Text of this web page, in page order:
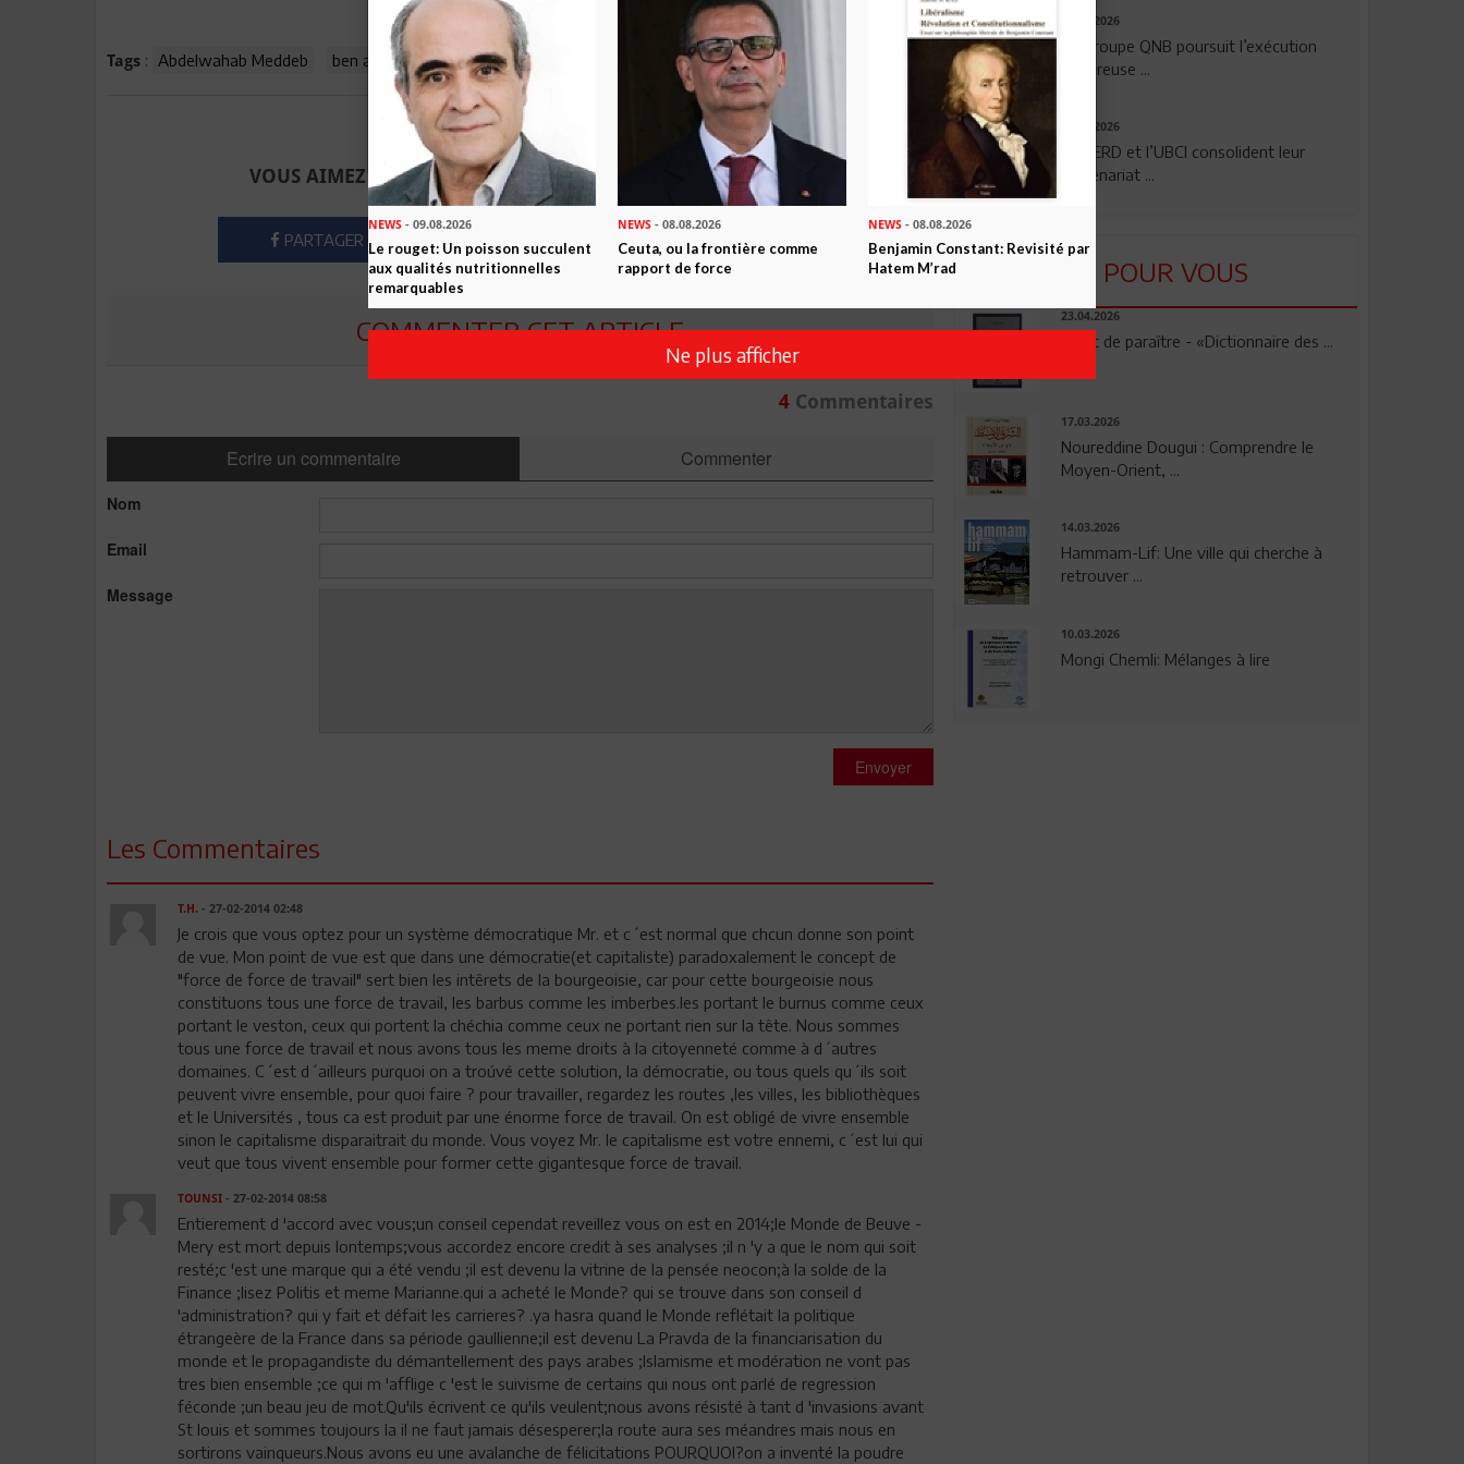
Tags : Abdelwahab Meddeb ben ali Fr Mohammed V
Envoyer à un ami
VOUS AIMEZ CET ARTICLE ? PARTAGEZ-LE AVEC VOS AMIS !
PARTAGER TWEETER ABONNEZ-VOUS
COMMENTER CET ARTICLE
4Commentaires
Ecrire un commentaire Commenter
Nom
Email
Message
Envoyer
Les Commentaires
T.H.- 27-02-2014 02:48
Je crois que vous optez pour un système démocratique Mr. et c´est normal que chcun donne son point
de vue. Mon point de vue est que dans une démocratie(et capitaliste) paradoxalement le concept de
"force de force de travail" sert bien les intêrets de la bourgeoisie, car pour cette bourgeoisie nous
constituons tous une force de travail, les barbus comme les imberbes.les portant le burnus comme ceux
portant le veston, ceux qui portent la chéchia comme ceux ne portant rien sur la tête. Nous sommes
tous une force de travail et nous avons tous les meme droits à la citoyenneté comme à d´autres
domaines. C´est d´ailleurs purquoi on a troúvé cette solution, la démocratie, ou tous quels qu´ils soit
peuvent vivre ensemble, pour quoi faire ? pour travailler, regardez les routes ,les villes, les bibliothèques
et le Universités , tous ca est produit par une énorme force de travail. On est obligé de vivre ensemble
sinon le capitalisme disparaitrait du monde. Vous voyez Mr. le capitalisme est votre ennemi, c´est lui qui
veut que tous vivent ensemble pour former cette gigantesque force de travail.
TOUNSI- 27-02-2014 08:58
Entierement d 'accord avec vous;un conseil cependat reveillez vous on est en 2014;le Monde de Beuve -
Mery est mort depuis lontemps;vous accordez encore credit à ses analyses ;il n 'y a que le nom qui soit
resté;c 'est une marque qui a été vendu ;il est devenu la vitrine de la pensée neocon;à la solde de la
Finance ;lisez Politis et meme Marianne.qui a acheté le Monde? qui se trouve dans son conseil d
'administration? qui y fait et défait les carrieres? .ya hasra quand le Monde reflétait la politique
étrangeère de la France dans sa période gaullienne;il est devenu La Pravda de la financiarisation du
monde et le propagandiste du démantellement des pays arabes ;Islamisme et modération ne vont pas
tres bien ensemble ;ce qui m 'afflige c 'est le suivisme de certains qui nous ont parlé de regression
féconde ;un beau jeu de mot.Qu'ils écrivent ce qu'ils veulent;nous avons résisté à tant d 'invasions avant
St louis et sommes toujours la il ne faut jamais désesperer;la route aura ses méandres mais nous en
sortirons vainqueurs.Nous avons eu une avalanche de félicitations POURQUOI?on a inventé la poudre
29.07.2026
Le Groupe QNB poursuit l’exécution
rigoureuse ...
24.07.2026
La BERD et l’UBCI consolident leur
partenariat ...
LU POUR VOUS
23.04.2026
Vient de paraître - «Dictionnaire des ...
17.03.2026
Noureddine Dougui : Comprendre le
Moyen-Orient, ...
14.03.2026
Hammam-Lif: Une ville qui cherche à
retrouver ...
10.03.2026
Mongi Chemli: Mélanges à lire
NEWS - 09.08.2026
Le rouget: Un poisson succulent
aux qualités nutritionnelles
remarquables
NEWS - 08.08.2026
Ceuta, ou la frontière comme
rapport de force
NEWS- 08.08.2026
Benjamin Constant: Revisité par
Hatem M’rad
Ne plus afficher